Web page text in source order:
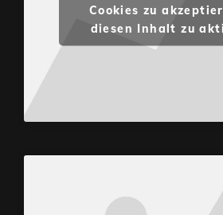
Cookies zu
diesen Inhalt zu